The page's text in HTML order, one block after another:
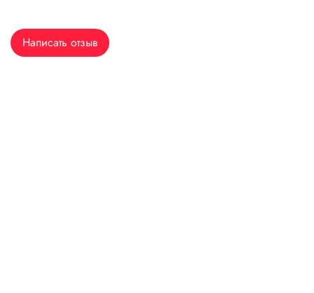
Написать отзыв